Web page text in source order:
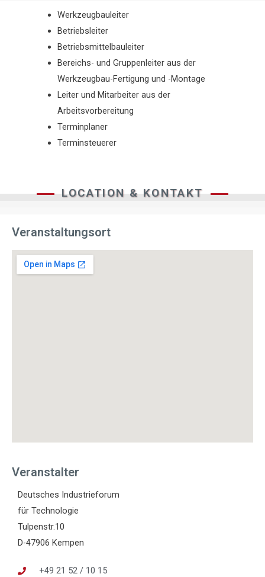
Werkzeugbauleiter
Betriebsleiter
Betriebsmittelbauleiter
Bereichs- und Gruppenleiter aus der
Werkzeugbau-Fertigung und -Montage
Leiter und Mitarbeiter aus der
Arbeitsvorbereitung
Terminplaner
Terminsteuerer
LOCATION & KONTAKT
Veranstaltungsort
Veranstalter
Deutsches Industrieforum
für Technologie
Tulpenstr.10
D-47906 Kempen
+49 21 52 / 10 15